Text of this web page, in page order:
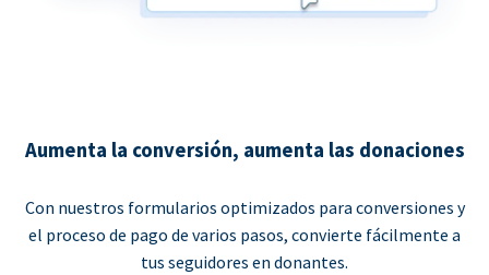
Aumenta la conversión, aumenta las donaciones
Con nuestros formularios optimizados para conversiones y
el proceso de pago de varios pasos, convierte fácilmente a
tus seguidores en donantes.